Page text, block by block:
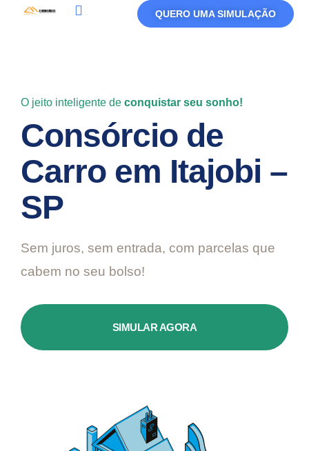
QUERO UMA SIMULAÇÃO
O jeito inteligente de conquistar seu sonho!
Consórcio de
Carro em Itajobi –
SP
Sem juros, sem entrada, com parcelas que
cabem no seu bolso!
SIMULAR AGORA